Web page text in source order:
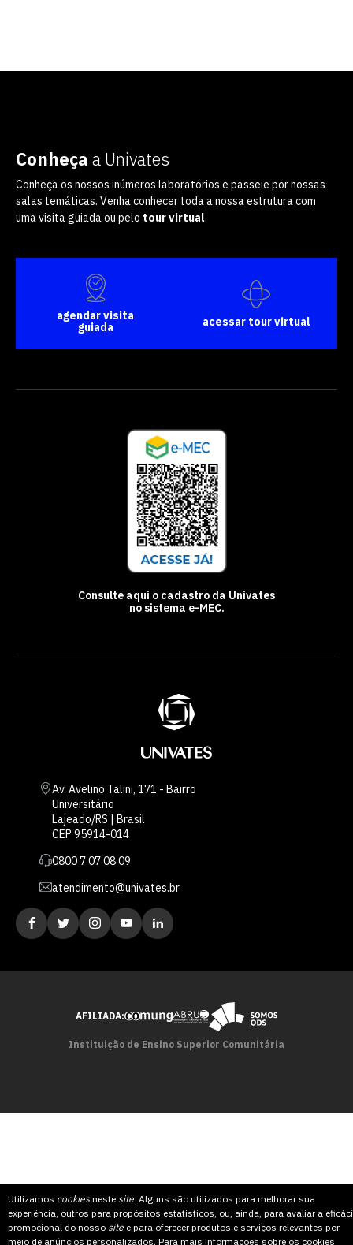
Utilizamos cookiesneste site. Alguns são utilizados para melhorar sua
experiência, outros para propósitos estatísticos, ou, ainda, para avaliar a
promocional do nosso site e para oferecer produtos e serviços relevantes por
meio de anúncios personalizados. Para mais informações sobre os cookies
Conheça a Univates
Conheça os nossos inúmeros laboratórios e passeie por nossas
salas temáticas. Venha conhecer toda a nossa estrutura com
uma visita guiada ou pelo tour virtual.
agendar visita
guiada
acessar tour virtual
Consulte aqui o cadastro da Univates
no sistema e-MEC.
Av. Avelino Talini, 171 - Bairro
Universitário
Lajeado/RS | Brasil
CEP 95914-014
0800 7 07 08 09
atendimento@univates.br
AFILIADA:
Instituição de Ensino Superior Comunitária